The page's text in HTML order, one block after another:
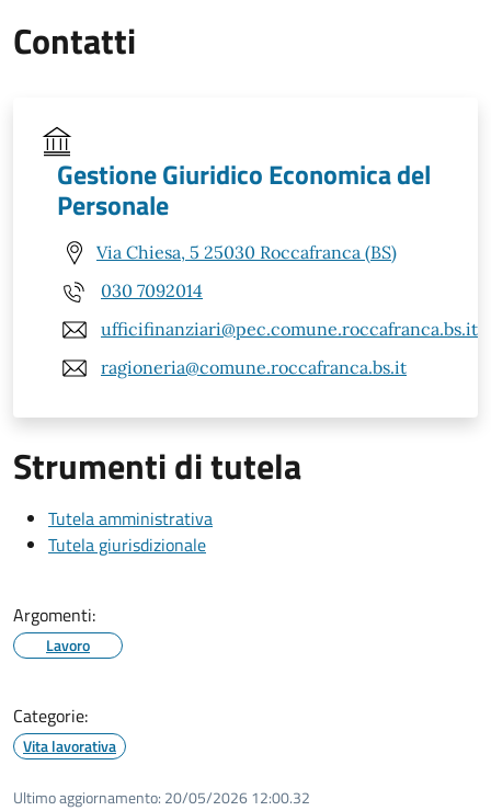
Contatti
Gestione Giuridico Economica del
Personale
Via Chiesa, 5 25030 Roccafranca (BS)
030 7092014
ufficifinanziari@pec.comune.roccafranca.bs.it
ragioneria@comune.roccafranca.bs.it
Strumenti di tutela
Tutela amministrativa
Tutela giurisdizionale
Argomenti:
Lavoro
Categorie:
Vita lavorativa
Ultimo aggiornamento: 20/05/2026 12:00.32